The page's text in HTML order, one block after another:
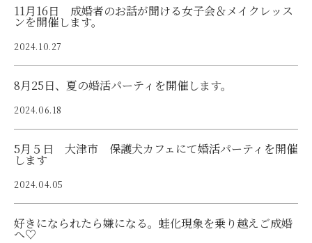
11月16日 成婚者のお話が聞ける女子会＆メイクレッス
ンを開催します。
2024.10.27
8月25日、夏の婚活パーティを開催します。
2024.06.18
5月５日 大津市 保護犬カフェにて婚活パーティを開催
します
2024.04.05
好きになられたら嫌になる。蛙化現象を乗り越えご成婚
へ♡